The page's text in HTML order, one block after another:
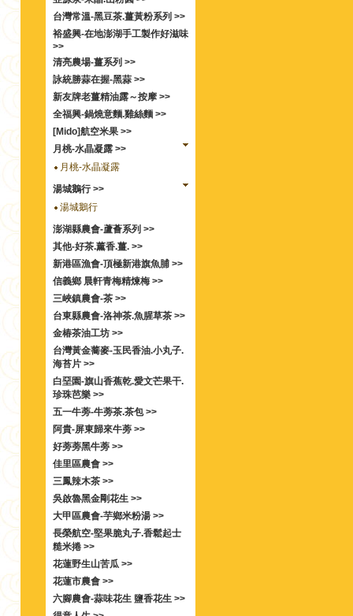
台灣常溫-黑豆茶.薑黃粉系列 >>
裕盛興-在地澎湖手工製作好滋味
>>
清亮農場-薑系列 >>
詠統勝蒜在握-黑蒜 >>
新友牌老薑精油露～按摩 >>
全福興-鍋燒意麵.雞絲麵 >>
[Mido]航空米果 >>
月桃-水晶凝露 >>
月桃-水晶凝露
湯城鵝行 >>
湯城鵝行
澎湖縣農會-蘆薈系列 >>
其他-好茶.薰香.薑. >>
新港區漁會-頂極新港旗魚脯 >>
信義鄉 晨軒青梅精煉梅 >>
三峽鎮農會-茶 >>
台東縣農會-洛神茶.魚腥草茶 >>
金椿茶油工坊 >>
台灣黃金蕎麥-玉民香油.小丸子.
海苔片 >>
白堊園-旗山香蕉乾.愛文芒果干.
珍珠芭樂 >>
五一牛蒡-牛蒡茶.茶包 >>
阿貴-屏東歸來牛蒡 >>
好蒡蒡黑牛蒡 >>
佳里區農會 >>
三鳳辣木茶 >>
吳啟魯黑金剛花生 >>
大甲區農會-芋鄉米粉湯 >>
長榮航空-堅果脆丸子.香鬆起士
糙米捲 >>
花蓮野生山苦瓜 >>
花蓮市農會 >>
六腳農會-蒜味花生 鹽香花生 >>